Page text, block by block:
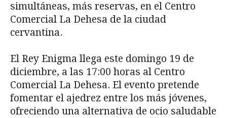
simultáneas, más reservas, en el Centro
Comercial La Dehesa de la ciudad
cervantina.
El Rey Enigma llega este domingo 19 de
diciembre, a las 17:00 horas al Centro
Comercial La Dehesa. El evento pretende
fomentar el ajedrez entre los más jóvenes,
ofreciendo una alternativa de ocio saludable